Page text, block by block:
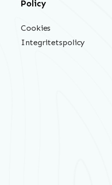
Policy
Cookies
Integritetspolicy